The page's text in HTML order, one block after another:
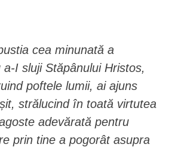
cea minunată a
I sluji Stăpânului Hristos,
poftele lumii, ai ajuns
strălucind în toată virtutea
adevărată pentru
prin tine a pogorât asupra